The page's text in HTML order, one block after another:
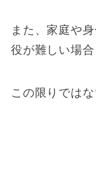
また、家庭や
役が難しい場合
この限りでは